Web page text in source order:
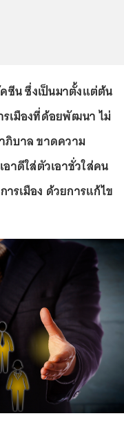
น ซึ่งเป็นมาตั้งแต่ต้น
รเมืองที่ด้อยพัฒนา ไม่
ภิบาล ขาดความ
าดีใส่ตัวเอาชั่วใส่คน
รเมือง ด้วยการแก้ไข